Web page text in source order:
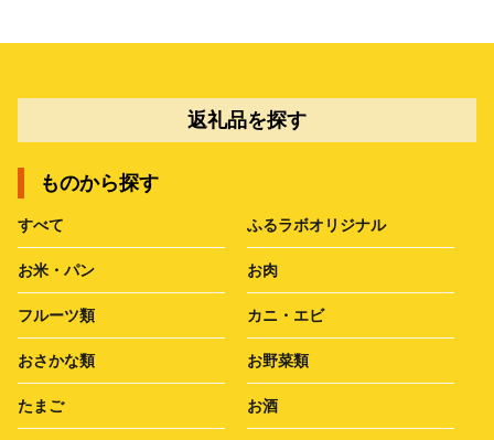
返礼品を探す
ものから探す
すべて ふるラボオリジナル
お米・パン お肉
フルーツ類 カニ・エビ
おさかな類 お野菜類
たまご お酒